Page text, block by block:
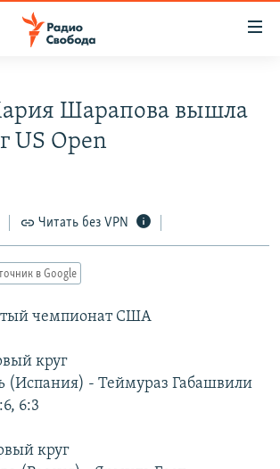
РАССЫЛКУ
Шарапова вышла
US Open
Читать без VPN
в Google
чемпионат США
круг
(Испания) - Теймураз Габашвили
6:3
круг